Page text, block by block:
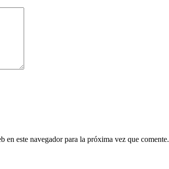
este navegador para la próxima vez que comente.